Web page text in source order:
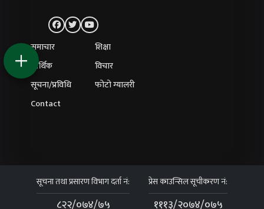
समाचार
शिक्षा
आर्थिक
विचार
सूचना/प्रविधि
फोटो ग्यालरी
Contact
सूचना तथा प्रसारण विभाग दर्ता नं:
८२२/०७४/७५
प्रेस काउन्सिल सूचीकरण नं:
१११३/२०७४/०७५